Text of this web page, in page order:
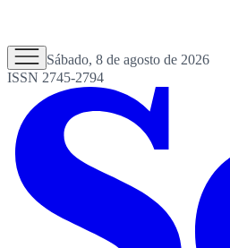
Sábado, 8 de agosto de 2026
ISSN 2745-2794